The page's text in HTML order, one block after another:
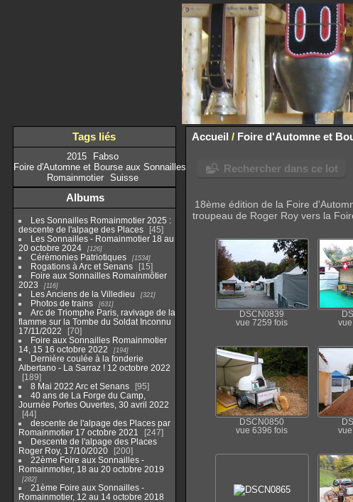
Tags liés
2015
Fabso
Foire d'Automne et Bourse aux Sonnailles
Romainmotier
Suisse
Albums
Les Sonnailles Romainmotier 2025 :
descente de l'alpage des Places
45
Les Sonnailles - Romainmotier 18 au
20 octobre 2024
126
Cérémonies Patriotiques 1534
Rogations à Arc et Senans
15
Foire aux Sonnailles Romainmôtier
2023
116
Les Anciens de la Villedieu 321
Photos de trains 631
Arc de Triomphe Paris, ravivage de la
flamme sur la Tombe du Soldat Inconnu
17/11/2022
70
Foire aux Sonnailles Romainmotier
14, 15 16 octobre 2022
194
Dernière coulée à la fonderie
Albertano - La Sarraz ! 12 octobre 2022
189
8 Mai 2022 Arc et Senans
95
40 ans de La Forge du Camp,
Journée Portes Ouvertes, 30 avril 2022
44
descente de l'alpage des Places par
Romainmotier 17 octobre 2021
247
Descente de l'alpage des Places
Roger Roy, 17/10/2020
200
22ème Foire aux Sonnailles -
Romainmotier, 18 au 20 octobre 2019
282
21ème Foire aux Sonnailles -
Romainmotier, 12 au 14 octobre 2018
Accueil / Foire d'Automne et
Rechercher dans ce lot
18ème édition de la Foire
troupeau de Roger Roy vers la
DSCN0839
vue 7259 fois
DSCN0850
vue 6396 fois